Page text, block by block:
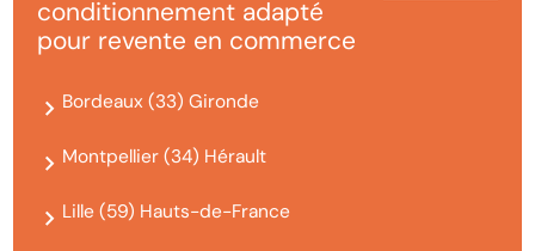
conditionnement adapté
pour revente en commerce
Bordeaux (33) Gironde
Montpellier (34) Hérault
Lille (59) Hauts-de-France